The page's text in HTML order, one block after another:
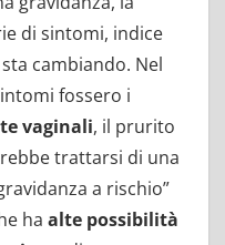
di sintomi, indice
cambiando. Nel
fossero i
vaginali, il prurito
trattarsi di una
a rischio”
haalte possibilità